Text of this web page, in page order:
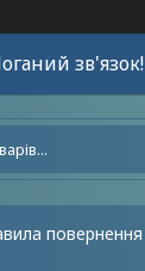
зв'язок!
повернення